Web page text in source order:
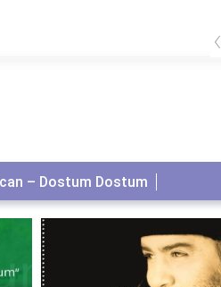
‹
– Dostum Dostum